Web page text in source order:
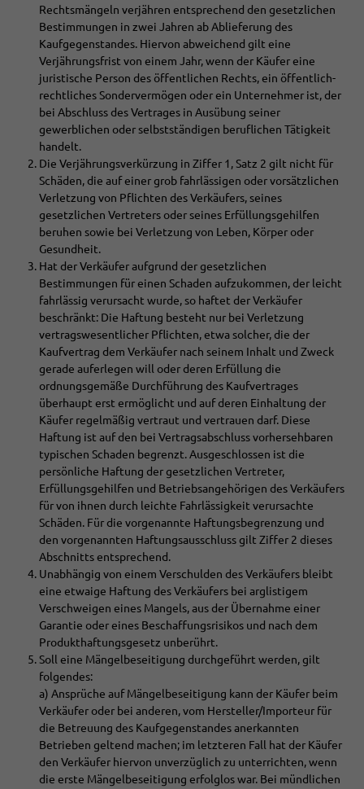
Rechtsmängeln verjähren entsprechend den gesetzlichen
Bestimmungen in zwei Jahren ab Ablieferung des
Kaufgegenstandes. Hiervon abweichend gilt eine
Verjährungsfrist von einem Jahr, wenn der Käufer eine
juristische Person des öffentlichen Rechts, ein öffentlich-
rechtliches Sondervermögen oder ein Unternehmer ist, der
bei Abschluss des Vertrages in Ausübung seiner
gewerblichen oder selbstständigen beruflichen Tätigkeit
handelt.
Die Verjährungsverkürzung in Ziffer 1, Satz 2 gilt nicht für
Schäden, die auf einer grob fahrlässigen oder vorsätzlichen
Verletzung von Pflichten des Verkäufers, seines
gesetzlichen Vertreters oder seines Erfüllungsgehilfen
beruhen sowie bei Verletzung von Leben, Körper oder
Gesundheit.
Hat der Verkäufer aufgrund der gesetzlichen
Bestimmungen für einen Schaden aufzukommen, der leicht
fahrlässig verursacht wurde, so haftet der Verkäufer
beschränkt: Die Haftung besteht nur bei Verletzung
vertragswesentlicher Pflichten, etwa solcher, die der
Kaufvertrag dem Verkäufer nach seinem Inhalt und Zweck
gerade auferlegen will oder deren Erfüllung die
ordnungsgemäße Durchführung des Kaufvertrages
überhaupt erst ermöglicht und auf deren Einhaltung der
Käufer regelmäßig vertraut und vertrauen darf. Diese
Haftung ist auf den bei Vertragsabschluss vorhersehbaren
typischen Schaden begrenzt. Ausgeschlossen ist die
persönliche Haftung der gesetzlichen Vertreter,
Erfüllungsgehilfen und Betriebsangehörigen des Verkäufers
für von ihnen durch leichte Fahrlässigkeit verursachte
Schäden. Für die vorgenannte Haftungsbegrenzung und
den vorgenannten Haftungsausschluss gilt Ziffer 2 dieses
Abschnitts entsprechend.
Unabhängig von einem Verschulden des Verkäufers bleibt
eine etwaige Haftung des Verkäufers bei arglistigem
Verschweigen eines Mangels, aus der Übernahme einer
Garantie oder eines Beschaffungsrisikos und nach dem
Produkthaftungsgesetz unberührt.
Soll eine Mängelbeseitigung durchgeführt werden, gilt
folgendes:
a) Ansprüche auf Mängelbeseitigung kann der Käufer beim
Verkäufer oder bei anderen, vom Hersteller/Importeur für
die Betreuung des Kaufgegenstandes anerkannten
Betrieben geltend machen; im letzteren Fall hat der Käufer
den Verkäufer hiervon unverzüglich zu unterrichten, wenn
die erste Mängelbeseitigung erfolglos war. Bei mündlichen